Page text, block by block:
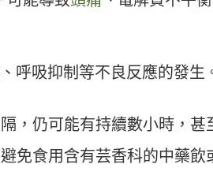
呼吸抑制等不良反應的發生
，仍可能有持續數小時，甚
免食用含有芸香科的中藥飲